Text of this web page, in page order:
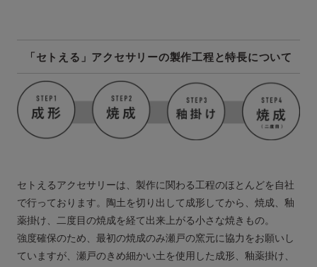
「セトえる」アクセサリーの製作工程と特長について
セトえるアクセサリーは、製作に関わる工程のほとんどを自社
で行っております。陶土を切り出して成形してから、焼成、釉
薬掛け、二度目の焼成を経て出来上がる小さな焼きもの。
強度確保のため、最初の焼成のみ瀬戸の窯元に協力をお願いし
ていますが、瀬戸のきめ細かい土を使用した成形、釉薬掛け、